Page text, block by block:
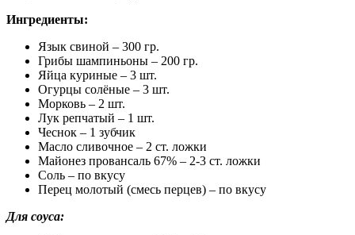
Ингредиенты:
Язык свиной – 300 гр.
Грибы шампиньоны – 200 гр.
Яйца куриные – 3 шт.
Огурцы солёные – 3 шт.
Морковь – 2 шт.
Лук репчатый – 1 шт.
Чеснок – 1 зубчик
Масло сливочное – 2 ст. ложки
Майонез провансаль 67% – 2-3 ст. ложки
Соль – по вкусу
Перец молотый (смесь перцев) – по вкусу
Для соуса: